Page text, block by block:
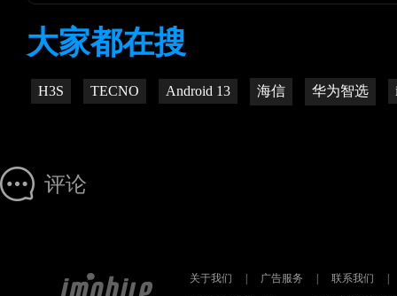
大家都在搜
H3S TECNO Android 13 海信 华为智选
评论
关于我们 广告服务 联系我们